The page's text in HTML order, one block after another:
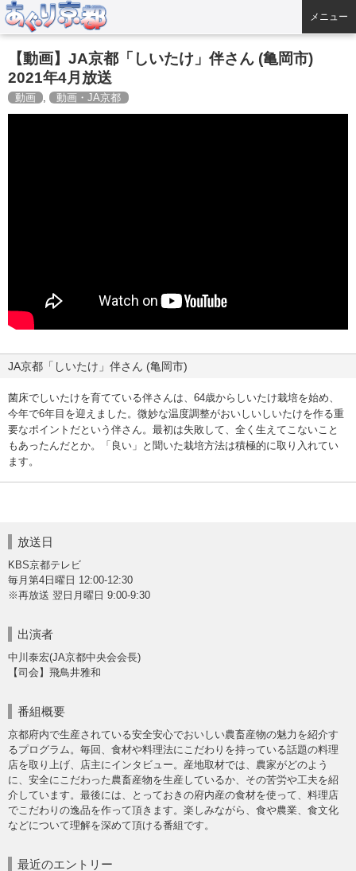
メニュー
【動画】JA京都「しいたけ」伴さん (亀岡市)
2021年4月放送
動画 , 動画・JA京都
JA京都「しいたけ」伴さん (亀岡市)
菌床でしいたけを育てている伴さんは、64歳からしいたけ栽培を始め、
今年で6年目を迎えました。微妙な温度調整がおいしいしいたけを作る重
要なポイントだという伴さん。最初は失敗して、全く生えてこないこと
もあったんだとか。「良い」と聞いた栽培方法は積極的に取り入れてい
ます。
放送日
KBS京都テレビ
毎月第4日曜日 12:00-12:30
※再放送 翌日月曜日 9:00-9:30
出演者
中川泰宏(JA京都中央会会長)
【司会】飛鳥井雅和
番組概要
京都府内で生産されている安全安心でおいしい農畜産物の魅力を紹介す
るプログラム。毎回、食材や料理法にこだわりを持っている話題の料理
店を取り上げ、店主にインタビュー。産地取材では、農家がどのよう
に、安全にこだわった農畜産物を生産しているか、その苦労や工夫を紹
介しています。最後には、とっておきの府内産の食材を使って、料理店
でこだわりの逸品を作って頂きます。楽しみながら、食や農業、食文化
などについて理解を深めて頂ける番組です。
最近のエントリー